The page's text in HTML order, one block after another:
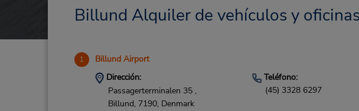
Billund Alquiler de vehículos y
1 Billund Airport
Dirección:
Passagerterminalen 35 ,
Billund, 7190, Denmark
Teléfono:
(45) 3328 6297